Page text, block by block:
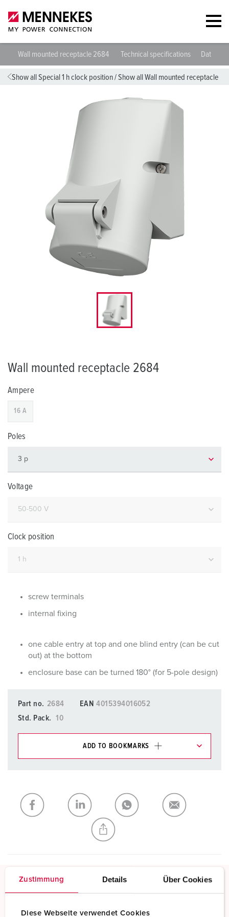
Zustimmung Details Über Cookies
Diese Webseite verwendet Cookies
Wall mounted receptacle 2684 Technical specifications
Show all Special 1 h clock position/Show all Wall mounted receptacle
Wall mounted receptacle 2684
Ampere
16 A
Poles
Voltage
Clock position
screw terminals
internal fixing
one cable entry at top and one blind entry (can be cut
out) at the bottom
enclosure base can be turned 180° (for 5-pole design)
Part no. 2684 EAN 4015394016052
Std. Pack.
10
ADD TO BOOKMARKS
My list ADD
CREATE A NEW LIST
Screw terminals
Standard screw terminals